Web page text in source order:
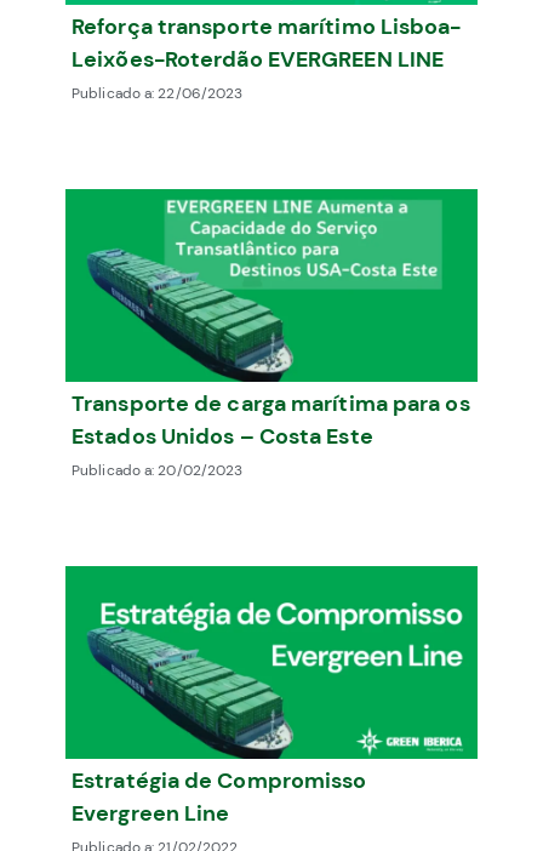
Reforça transporte marítimo Lisboa-
Leixões-Roterdão EVERGREEN LINE
Publicado a:22/06/2023
Transporte de carga marítima para os
Estados Unidos – Costa Este
Publicado a:20/02/2023
Estratégia de Compromisso
Evergreen Line